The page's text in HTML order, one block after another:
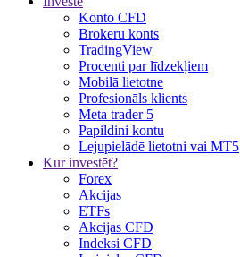
Konto CFD
Brokeru konts
TradingView
Procenti par līdzekļiem
Mobilā lietotne
Profesionāls klients
Meta trader 5
Papildini kontu
Lejupielādē lietotni vai MT5
Kur investēt?
Forex
Akcijas
ETFs
Akcijas CFD
Indeksi CFD